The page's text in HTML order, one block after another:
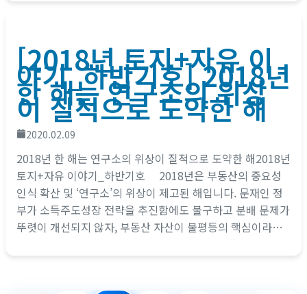
[2018년 토지+자유 이
야기_하반기호] 2018년
한 해는 연구소의 위상
이 질적으로 도약한 해
2020.02.09
2018년 한 해는 연구소의 위상이 질적으로 도약한 해2018년
토지+자유 이야기_하반기호 2018년은 부동산의 중요성
인식 확산 및 ‘연구소’의 위상이 제고된 해입니다. 문재인 정
부가 소득주도성장 전략을 추진함에도 불구하고 분배 문제가
뚜렷이 개선되지 않자, 부동산 자산이 불평등의 핵심이라는